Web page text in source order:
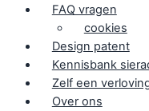
FAQ vragen
cookies
Design patent
Kennisbank
Zelf een
Over ons